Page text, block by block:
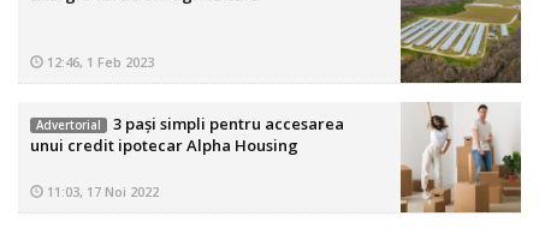
12:46, 1 Feb 2023
Advertorial
3 pași simpli pentru accesarea
unui credit ipotecar Alpha Housing
11:03, 17 Noi 2022